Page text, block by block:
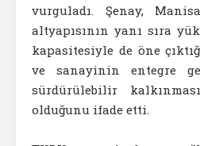
vurguladı. Şenay,
altyapısının yanı sıra
kapasitesiyle de öne
ve sanayinin entegre
sürdürülebilir
olduğunu ifade etti.